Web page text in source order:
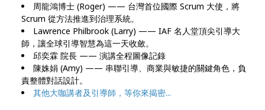
周龍鴻博士 (Roger) —— 台灣首位國際 Scrum 大使，將
Scrum 從方法推進到治理系統。
Lawrence Philbrook (Larry) —— IAF 名人堂頂尖引導大
師，讓全球引導智慧為這一天收斂。
邱奕霖 院長 —— 演講全程圖像記錄
陳姝娟 (Amy) —— 串聯引導、商業與敏捷的關鍵角色，負
責整體對話設計。
其他大咖講者及引導師，等你來揭密...